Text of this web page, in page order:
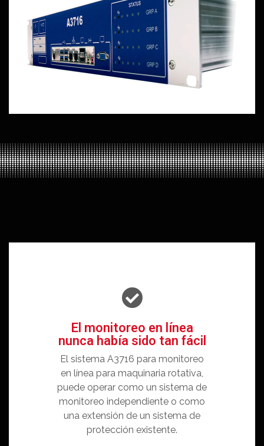
El monitoreo en línea
nunca había sido tan fácil
El sistema A3716 para monitoreo
en línea para maquinaria rotativa,
puede operar como un sistema de
monitoreo independiente o como
una extensión de un sistema de
protección existente.